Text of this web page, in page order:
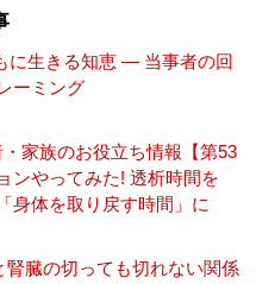
に生きる知恵 — 当事者の回
ーミング
家族のお役立ち情報【第53
ンやってみた! 透析時間を
身体を取り戻す時間」に
臓の切っても切れない関係